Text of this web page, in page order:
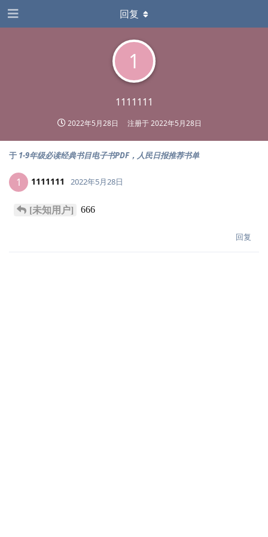
1
1111111
2022年5月28日 注册于2022年5月28日
回复
于 1-9年级必读经典书目电子书PDF，人民日报推荐书单
1 1111111 2022年5月28日
[未知用户] 666
回复